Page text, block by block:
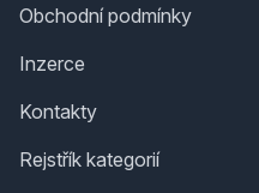
Obchodní podmínky
Inzerce
Kontakty
Rejstřík kategorií